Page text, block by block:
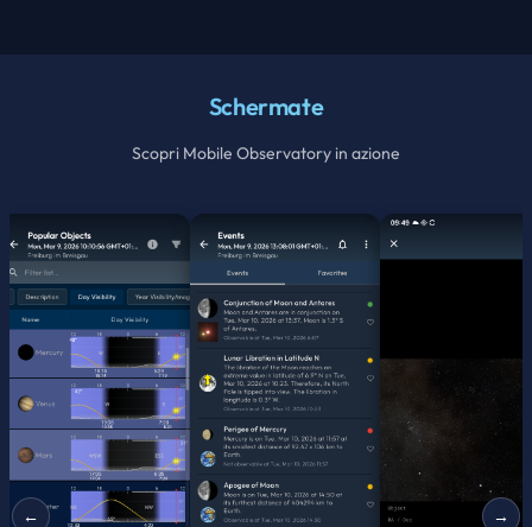
Schermate
Scopri Mobile Observatory in azione
Percorso del Sole
tuo orizzonte
← →